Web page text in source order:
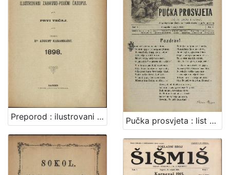
Preporod : ilustrovani zabavno-poučni časopis / [vlasnik, izdavač i odgovorni urednik August Harambašić] Pučka prosvjeta : list za pouku i zabavu / [urednik Stjepan Ortner]